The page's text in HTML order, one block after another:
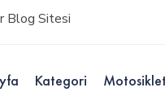
Blog Sitesi
Kategori Motosiklet